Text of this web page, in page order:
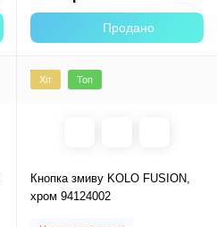
Продано
Хіт Топ
Кнопка змиву KOLO FUSION,
хром 94124002